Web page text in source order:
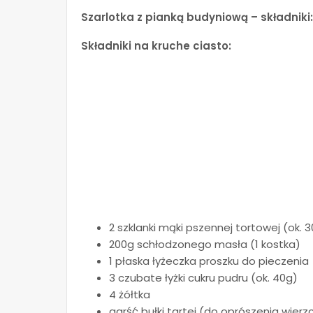
Szarlotka z pianką budyniową – składniki:
Składniki na kruche ciasto:
2 szklanki mąki pszennej tortowej (ok.
200g schłodzonego masła (1 kostka)
1 płaska łyżeczka proszku do pieczenia
3 czubate łyżki cukru pudru (ok. 40g)
4 żółtka